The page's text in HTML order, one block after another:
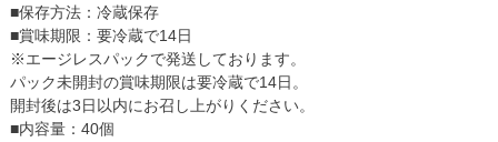
■保存方法：冷蔵保存
■賞味期限：要冷蔵で14日
※エージレスパックで発送しております。
パック未開封の賞味期限は要冷蔵で14日。
開封後は3日以内にお召し上がりください。
■内容量：40個